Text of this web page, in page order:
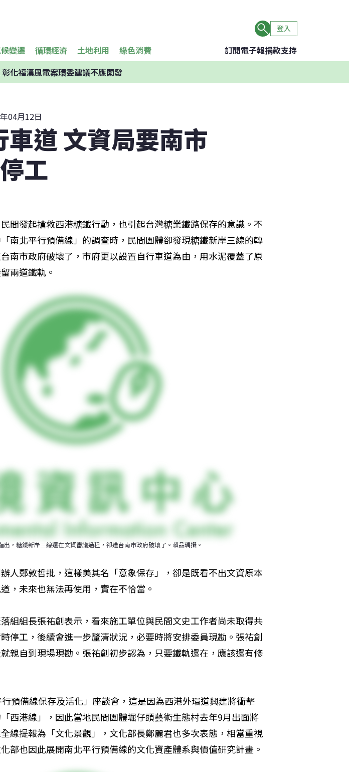
登入
變遷 循環經濟 土地利用 綠色消費 訂閱電子報捐款支持
化福漢風電案環委建議不應開發
04月12日
道 文資局要南市
工
間發起搶救西港糖鐵行動，也引起台灣糖業鐵路保存的意識。不
南北平行預備線」的調查時，民間團體卻發現糖鐵新岸三線的轉
南市政府破壞了，市府更以設置自行車道為由，用水泥覆蓋了原
兩道鐵軌。
出，糖鐵新岸三線還在文資審議過程，卻遭台南市政府破壞了。賴品瑀攝。
辦人鄭敦哲批，這樣美其名「意象保存」，卻是既看不出文資原本
，未來也無法再使用，實在不恰當。
組組長張祐創表示，看來施工單位與民間文史工作者尚未取得共
停工，後續會進一步釐清狀況，必要時將安排委員現勘。張祐創
親自到現場現勘。張祐創初步認為，只要鐵軌還在，應該還有修
預備線保存及活化」座談會，這是因為西港外環道興建將衝擊
西港線」，因此當地民間團體堀仔頭藝術生態村去年9月出面將
線提報為「文化景觀」，文化部長鄭麗君也多次表態，相當重視
部也因此展開南北平行預備線的文化資產體系與價值研究計畫。